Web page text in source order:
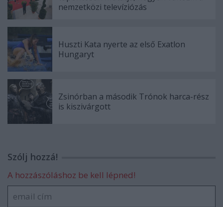
nemzetközi televíziózás
Huszti Kata nyerte az első Exatlon
Hungaryt
Zsinórban a második Trónok harca-rész
is kiszivárgott
Szólj hozzá!
A hozzászóláshoz be kell lépned!